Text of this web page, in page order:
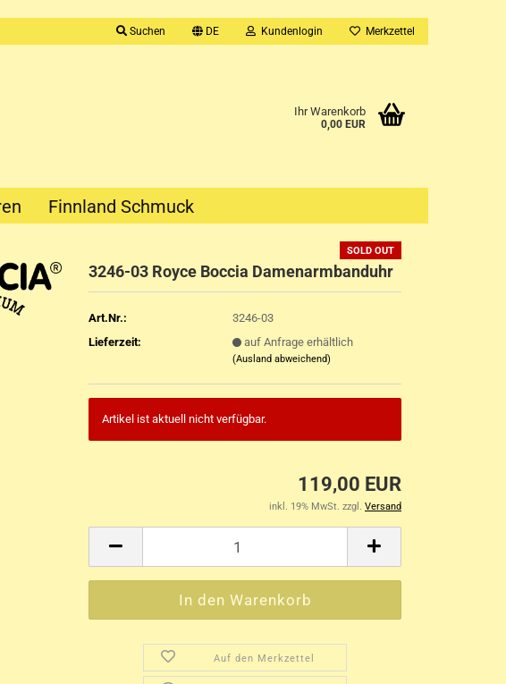
Suchen DE Kundenlogin Merkzettel
Ihr Warenkorb
0,00 EUR
Finnland Schmuck
SOLD OUT
3246-03 Royce Boccia Damenarmbanduhr
Art.Nr.:
3246-03
Lieferzeit:
auf Anfrage erhältlich
(Ausland abweichend)
Artikel ist aktuell nicht verfügbar.
119,00 EUR
inkl. 19% MwSt. zzgl. Versand
Auf den Merkzettel